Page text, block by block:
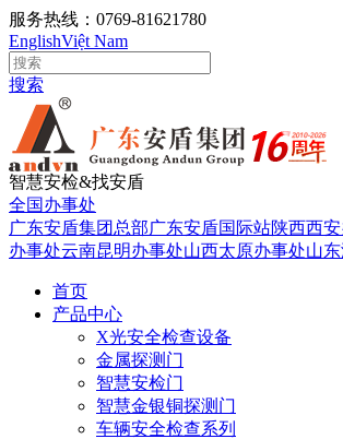
服务热线：0769-81621780
EnglishViệt Nam
搜索
智慧安检&找安盾
全国办事处
广东安盾集团总部广东安盾国际站陕西西
办事处云南昆明办事处山西太原办事处山
首页
产品中心
X光安全检查设备
金属探测门
智慧安检门
智慧金银铜探测门
车辆安全检查系列